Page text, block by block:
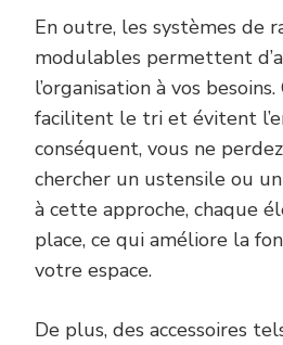
En outre, les systèmes de
modulables permettent
l’organisation à vos
facilitent le tri et évitent
conséquent, vous ne
chercher un ustensile ou
à cette approche, chaque
place, ce qui améliore la
votre espace.
De plus, des accessoires